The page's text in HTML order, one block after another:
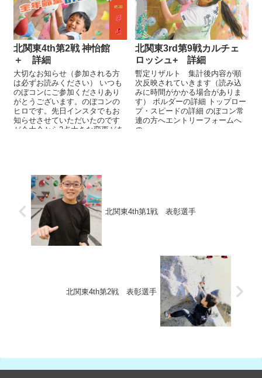
北関東4th第2戦 神怡館
＋ 詳細
大切なお知らせ（参加される方
は必ずお読みください） いつも
のぼコンにご参加くださりあり
がとうございます。のぼコンの
ヒロです。先日インスタでもお
知らせさせていただいたのです
が今大会から2点大きな変更があ
北関東3rd第9戦カルチェ
ロッシュ+ 詳細
暫定リザルト 集計後内容が順
次反映されていきます（読み込
みに時間がかかる場合がありま
す） ボルダーの詳細 トップロー
プ・スピードの詳細 のぼコン常
連の方へエントリーフォームへ
の...
北関東4th第1戦 表彰選手
北関東4th第2戦 表彰選手